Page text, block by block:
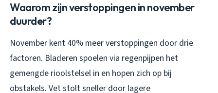
Waarom zijn verstoppingen in november
duurder?
November kent 40% meer verstoppingen door drie
factoren. Bladeren spoelen via regenpijpen het
gemengde rioolstelsel in en hopen zich op bij
obstakels. Vet stolt sneller door lagere